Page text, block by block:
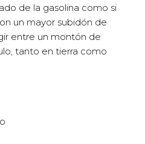
de la gasolina como si
un mayor subidón de
entre un montón de
tanto en tierra como